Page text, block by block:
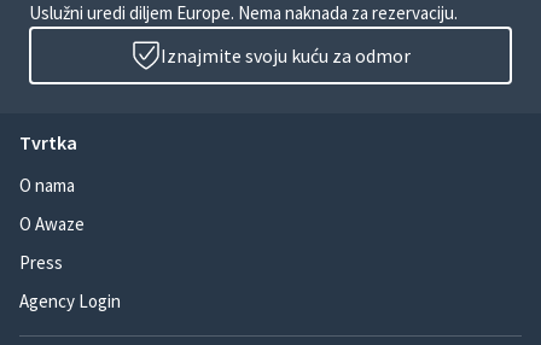
Uslužni uredi diljem Europe. Nema naknada za rezervaciju.
Iznajmite svoju kuću za odmor
Tvrtka
O nama
O Awaze
Press
Agency Login